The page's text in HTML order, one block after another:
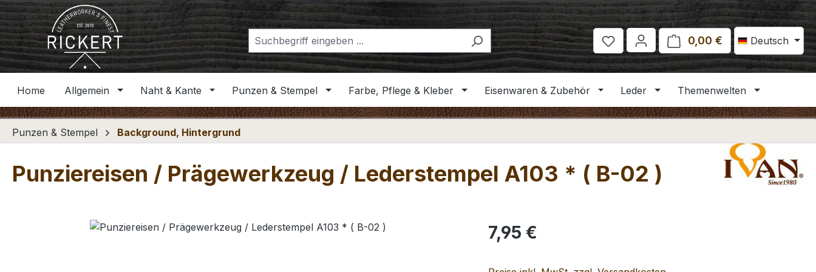
Hauptinhalt springen
Zur Suche springen
Zur Hauptnavigation springen
Deutsch
0,00 € Warenkorb
Home Allgemein Naht & Kante Punzen & Stempel Farbe, Pflege & Kleber Eisenwaren & Zubehör Leder Themenwelten
Punzen & Stempel Background, Hintergrund
Punziereisen / Prägewerkzeug / Lederstempel A103 * ( B-02 )
Bildergalerie überspringen Regulärer Preis:
7,95 €